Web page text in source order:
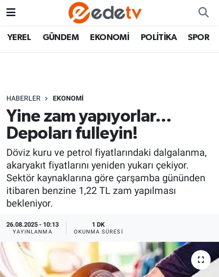
YEREL GÜNDEM EKONOMİ POLİTİKA SPOR
HABERLER EKONOMİ
Yine zam yapıyorlar…
Depoları fulleyin!
Döviz kuru ve petrol fiyatlarındaki dalgalanma,
akaryakıt fiyatlarını yeniden yukarı çekiyor.
Sektör kaynaklarına göre çarşamba gününden
itibaren benzine 1,22 TL zam yapılması
bekleniyor.
26.08.2025 - 10:13
YAYINLANMA
1 DK
OKUNMA SÜRESI